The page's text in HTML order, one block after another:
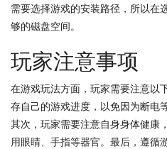
需要选择游戏的安装路径，所以在
够的磁盘空间。
玩家注意事项
在游戏玩法方面，玩家需要注意以
存自己的游戏进度，以免因为断电
其次，玩家需要注意自身身体健康
用眼睛、手指等器官。最后，遵循